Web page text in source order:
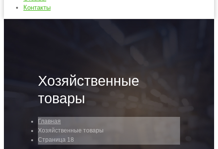
Контакты
Хозяйственные
товары
Главная
Хозяйственные товары
Страница 18